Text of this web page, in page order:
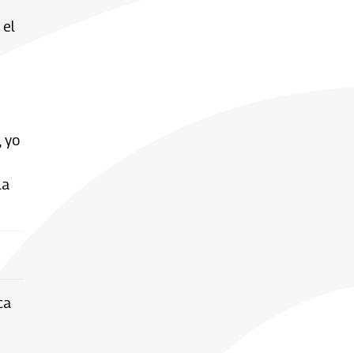
el
yo